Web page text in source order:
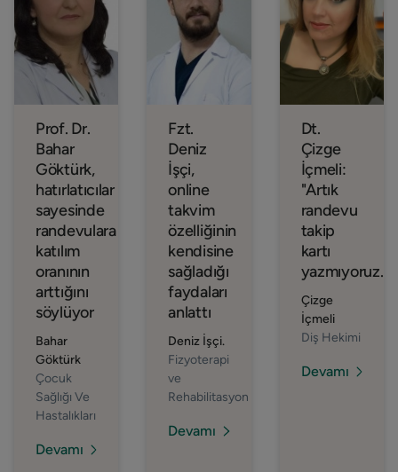
Prof. Dr.
Bahar
Göktürk,
hatırlatıcılar
sayesinde
randevulara
katılım
oranının
arttığını
söylüyor
Bahar
Göktürk
Çocuk
Sağlığı Ve
Hastalıkları
Devamı
Fzt.
Deniz
İşçi,
online
takvim
özelliğinin
kendisine
sağladığı
faydaları
anlattı
Deniz İşçi.
Fizyoterapi
ve
Rehabilitasyon
Devamı
Dt.
Çizge
İçmeli:
"Artık
randevu
takip
kartı
yazmıyoruz."
Çizge
İçmeli
Diş Hekimi
Devamı